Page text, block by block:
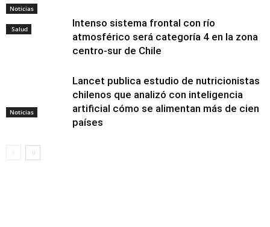
Noticias
Salud
Noticias
Intenso sistema frontal con río
atmosférico será categoría 4 en la zona
centro-sur de Chile
Lancet publica estudio de nutricionistas
chilenos que analizó con inteligencia
artificial cómo se alimentan más de cien
países